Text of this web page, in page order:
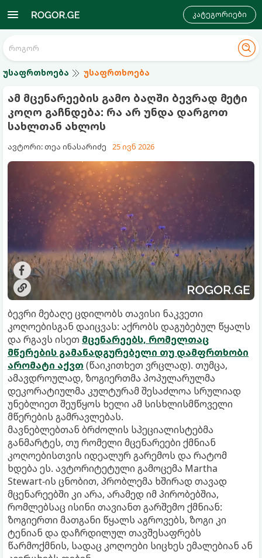
კატეგორიები
უსაფრთხოება უსაფრთხოება
ამ მცენარეების გამო ბაღში ბევრად მეტი
კოღო გაჩნდება: რა არ უნდა დარგოთ
სახლთან ახლოს
ავტორი: თეა ინასარიძე 25 ივნ 2026
ბევრი მებაღე ცდილობს თავისი ნაკვეთი
კოღოებისგან დაიცვას: აქრობს დაგუბებულ წყალს
და რგავს ისეთ მცენარეებს, რომელთაც
მწერების გამანადგურებელი თუ დამფრთხობი
არომატი აქვთ (წაიკითხეთ ვრცლად). თუმცა,
ამავდროულად, ზოგიერთმა პოპულარულმა
დეკორატიულმა კულტურამ შესაძლოა სრულიად
უნებლიეთ შეუწყოს ხელი ამ სისხლისმწოველი
მწერების გამრავლებას.
მავნებლებთან ბრძოლის სპეციალისტებმა
განმარტეს, თუ რომელი მცენარეები ქმნიან
კოღოებისთვის იდეალურ გარემოს და რატომ
ხდება ეს. ავტორიტეტული გამოცემა Martha
Stewart-ის ცნობით, პრობლემა ხშირად თავად
მცენარეებში კი არა, არამედ იმ პირობებშია,
რომლებსაც ისინი თავიანთ გარშემო ქმნიან:
ზოგიერთი მათგანი წყალს აგროვებს, ზოგი კი
ტენიან და დაჩრდილულ თავშესაფრებს
წარმოქმნის, სადაც კოღოები სიცხეს ემალებიან ან